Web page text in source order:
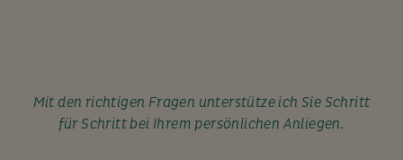
Mit den richtigen Fragen unterstütze ich Sie Schritt
für Schritt bei Ihrem persönlichen Anliegen.